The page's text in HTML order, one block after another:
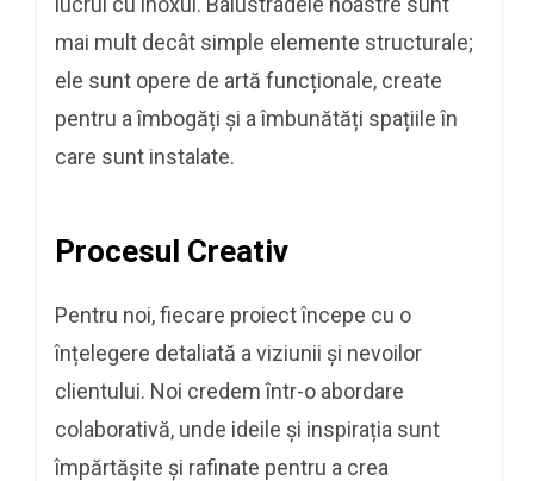
mai mult decât simple elemente structurale;
ele sunt opere de artă funcționale, create
pentru a îmbogăți și a îmbunătăți spațiile în
care sunt instalate.
Procesul Creativ
Pentru noi, fiecare proiect începe cu o
înțelegere detaliată a viziunii și nevoilor
clientului. Noi credem într-o abordare
colaborativă, unde ideile și inspirația sunt
împărtășite și rafinate pentru a crea